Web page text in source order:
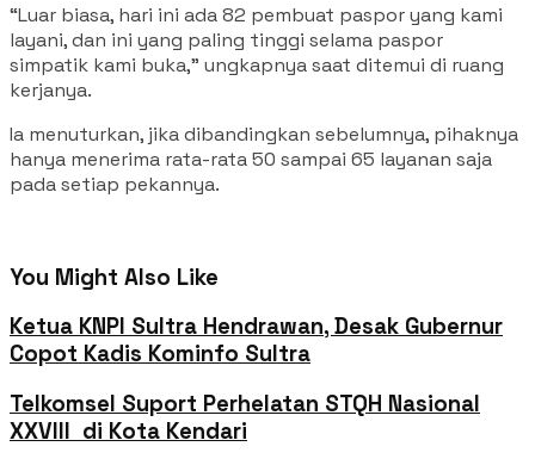
“Luar biasa, hari ini ada 82 pembuat paspor yang kami
layani, dan ini yang paling tinggi selama paspor
simpatik kami buka,” ungkapnya saat ditemui di ruang
kerjanya.
Ia menuturkan, jika dibandingkan sebelumnya, pihaknya
hanya menerima rata-rata 50 sampai 65 layanan saja
pada setiap pekannya.
You Might Also Like
Ketua KNPI Sultra Hendrawan, Desak Gubernur
Copot Kadis Kominfo Sultra
Telkomsel Suport Perhelatan STQH Nasional
XXVIII di Kota Kendari